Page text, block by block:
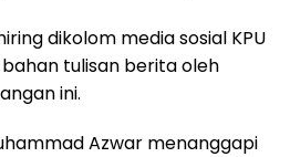
dikolom media sosial KPU
tulisan berita oleh
ini.
Azwar menanggapi